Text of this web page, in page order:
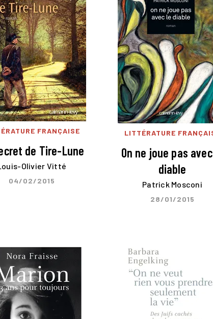
FRANÇAISE
de Tire-Lune
Olivier Vitté
04/02/2015
LITTÉRATURE
On ne joue pas
diable
Patrick Mosconi
28/01/2015